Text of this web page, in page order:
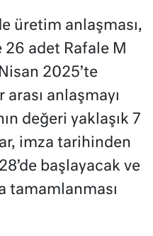
üretim anlaşması,
26 adet Rafale M
2025’te
anlaşmayı
değeri yaklaşık 7
imza tarihinden
başlayacak ve
tamamlanması